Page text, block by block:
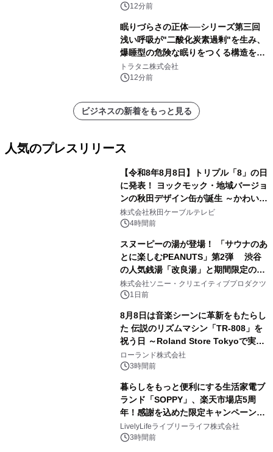
12分前
眠りづらさの正体──シリーズ第三回
浅い呼吸が"二酸化炭素過剰"を生み、
爆睡型の危険な眠りをつくる構造を解
説
トラタニ株式会社
12分前
ビジネスの新着をもっと見る
人気のプレスリリース
【令和8年8月8日】トリプル「8」の日
に発表！ ヨックモック・地域バージョ
ンの秋田デザイン缶が誕生 ～かわいい
秋田犬の子犬と秋田の四季と名所を巡
るパッケージ～ 9月1日(火)秋田県内で
株式会社秋田ケーブルテレビ
4時間前
スヌーピーの湯が登場！ 「サウナのあ
とに楽しむPEANUTS」第2弾 渋谷
の人気銭湯「改良湯」と期間限定のコ
ラボレーション サウナイキタイコラ
ボグッズも発売決定！
株式会社ソニー・クリエイティブプロダクツ
1日前
8月8日は音楽シーンに革新をもたらし
た 伝説のリズムマシン「TR-808」を
祝う日 ～Roland Store Tokyoで実機
を展示しての 記念キャンペーンを開
催 英国ラジオ「NTS」の 特別プログ
アーティストを フィーチャーしたアニ
メーションを公開～
ローランド株式会社
3時間前
暮らしをもっと便利にする生活家電ブ
ランド「SOPPY」、楽天市場店5周
年！感謝を込めた限定キャンペーンを
8月10日より開催
LivelyLifeライブリーライフ株式会社
3時間前